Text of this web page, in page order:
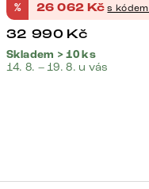
% 26 062 Kč s kódem
32 990 Kč
Skladem > 10 ks
14. 8. – 19. 8. u vás